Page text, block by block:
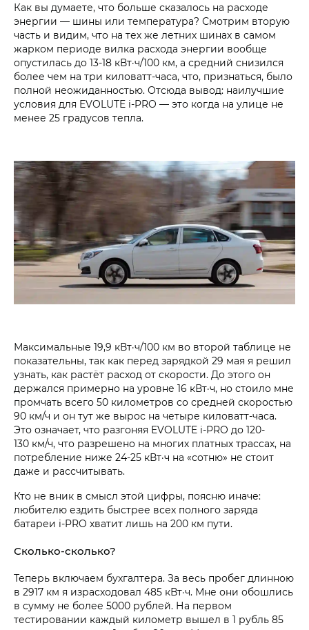
Как вы думаете, что больше сказалось на расходе
энергии — шины или температура? Смотрим вторую
часть и видим, что на тех же летних шинах в самом
жарком периоде вилка расхода энергии вообще
опустилась до 13-18 кВт·ч/100 км, а средний снизился
более чем на три киловатт-часа, что, признаться, было
полной неожиданностью. Отсюда вывод: наилучшие
условия для EVOLUTE i‑PRO — это когда на улице не
менее 25 градусов тепла.
Максимальные 19,9 кВт·ч/100 км во второй таблице не
показательны, так как перед зарядкой 29 мая я решил
узнать, как растёт расход от скорости. До этого он
держался примерно на уровне 16 кВт·ч, но стоило мне
промчать всего 50 километров со средней скоростью
90 км/ч и он тут же вырос на четыре киловатт-часа.
Это означает, что разгоняя EVOLUTE i‑PRO до 120-
130 км/ч, что разрешено на многих платных трассах, на
потребление ниже 24-25 кВт·ч на «сотню» не стоит
даже и рассчитывать.
Кто не вник в смысл этой цифры, поясню иначе:
любителю ездить быстрее всех полного заряда
батареи i‑PRO хватит лишь на 200 км пути.
Сколько-сколько?
Теперь включаем бухгалтера. За весь пробег длинною
в 2917 км я израсходовал 485 кВт·ч. Мне они обошлись
в сумму не более 5000 рублей. На первом
тестировании каждый километр вышел в 1 рубль 85